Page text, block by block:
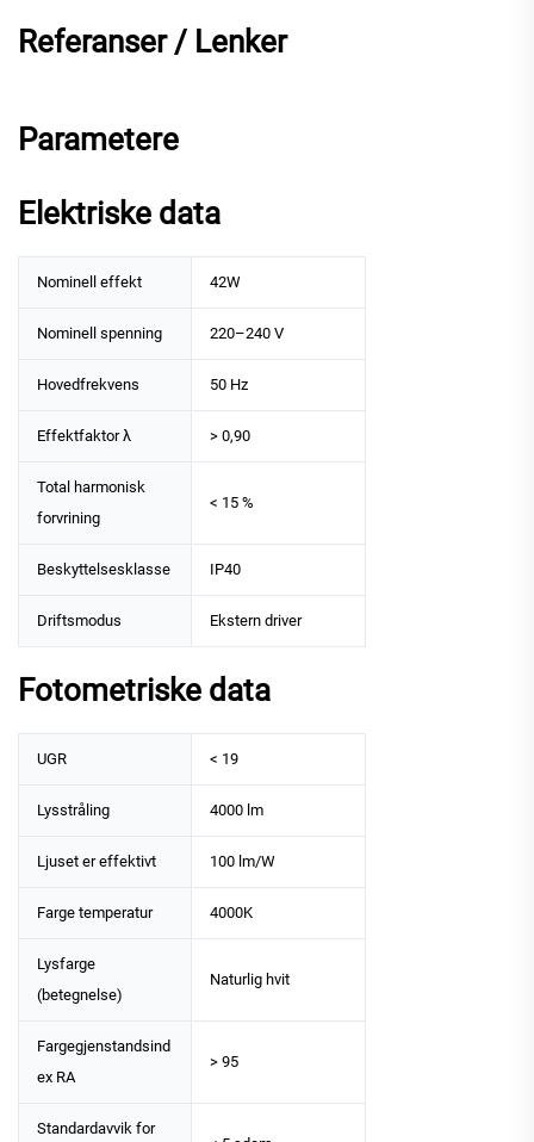
Referanser / Lenker
Parametere
Elektriske data
Nominell effekt 42W
Nominell spenning 220–240 V
Hovedfrekvens 50 Hz
Effektfaktor λ > 0,90
Total harmonisk
forvrining
< 15 %
Beskyttelsesklasse IP40
Driftsmodus Ekstern driver
Fotometriske data
UGR < 19
Lysstråling 4000 lm
Ljuset er effektivt 100 lm/W
Farge temperatur 4000K
Lysfarge
(betegnelse)
Naturlig hvit
Fargegjenstandsind
ex RA
> 95
Standardavvik for